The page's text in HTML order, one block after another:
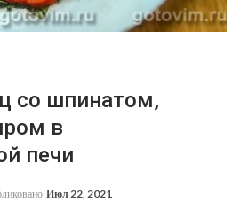
со шпинатом,
в
печи
Июл 22, 2021